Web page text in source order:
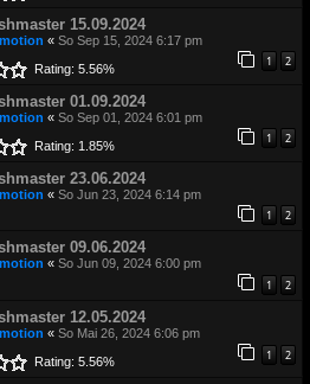
15.09.2024
« So Sep 15, 2024 6:17 pm
1 2
Rating: 5.56%
01.09.2024
« So Sep 01, 2024 6:01 pm
1 2
Rating: 1.85%
23.06.2024
« So Jun 23, 2024 6:14 pm
1 2
09.06.2024
« So Jun 09, 2024 6:00 pm
1 2
12.05.2024
« So Mai 26, 2024 6:06 pm
1 2
Rating: 5.56%